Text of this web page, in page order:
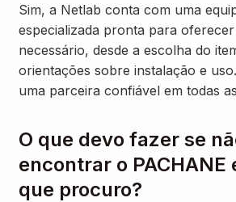
Sim, a Netlab conta com uma
especializada pronta para
necessário, desde a escolha do
orientações sobre instalação e
uma parceira confiável em todas
O que devo fazer se
encontrar o PACHANE
que procuro?